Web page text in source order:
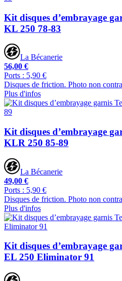
Kit disques d’embrayage
KL 250 78-83
La Bécanerie
56,00 €
Ports : 5,90 €
Disques de friction. Photo non
Plus d'infos
Kit disques d’embrayage
KLR 250 85-89
La Bécanerie
49,00 €
Ports : 5,90 €
Disques de friction. Photo non
Plus d'infos
Kit disques d’embrayage
EL 250 Eliminator 91